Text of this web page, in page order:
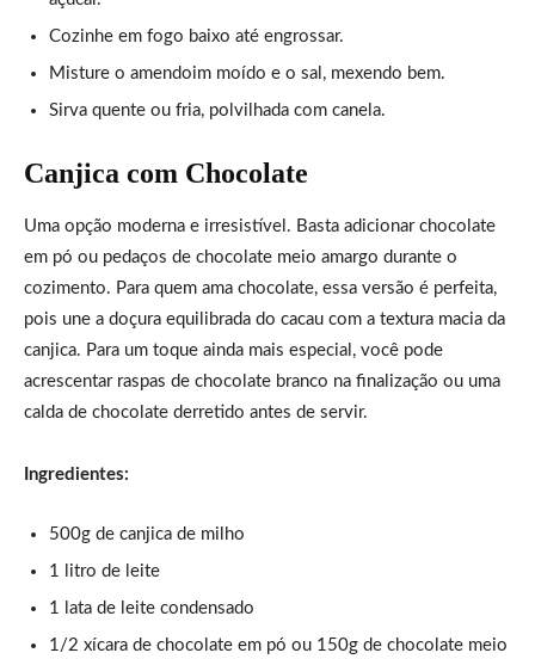
Cozinhe em fogo baixo até engrossar.
Misture o amendoim moído e o sal, mexendo bem.
Sirva quente ou fria, polvilhada com canela.
Canjica com Chocolate
Uma opção moderna e irresistível. Basta adicionar chocolate
em pó ou pedaços de chocolate meio amargo durante o
cozimento. Para quem ama chocolate, essa versão é perfeita,
pois une a doçura equilibrada do cacau com a textura macia da
canjica. Para um toque ainda mais especial, você pode
acrescentar raspas de chocolate branco na finalização ou uma
calda de chocolate derretido antes de servir.
Ingredientes:
500g de canjica de milho
1 litro de leite
1 lata de leite condensado
1/2 xícara de chocolate em pó ou 150g de chocolate meio